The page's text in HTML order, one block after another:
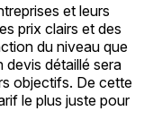
et leurs
prix clairs et des
du niveau que
détaillé sera
objectifs. De cette
le plus juste pour